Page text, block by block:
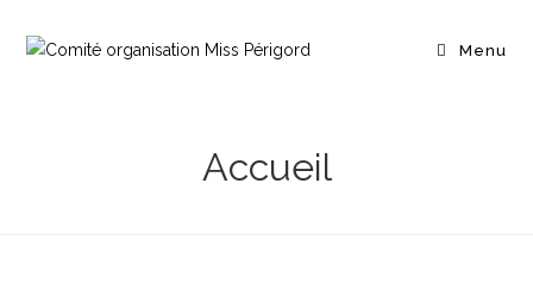
Menu
Accueil